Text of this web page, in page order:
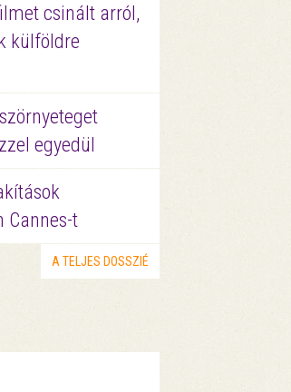
csinált arról,
külföldre
egyedül
Cannes-t
A TELJES DOSSZIÉ